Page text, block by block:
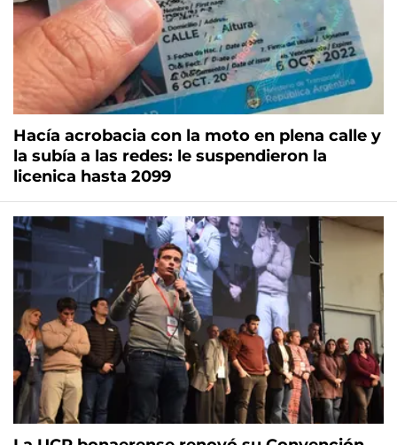
Hacía acrobacia con la moto en plena calle y
la subía a las redes: le suspendieron la
licenica hasta 2099